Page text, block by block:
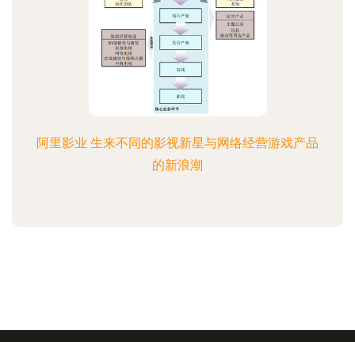
阿里影业 生来不同的影视新星与网络经营游戏产品
的新浪潮